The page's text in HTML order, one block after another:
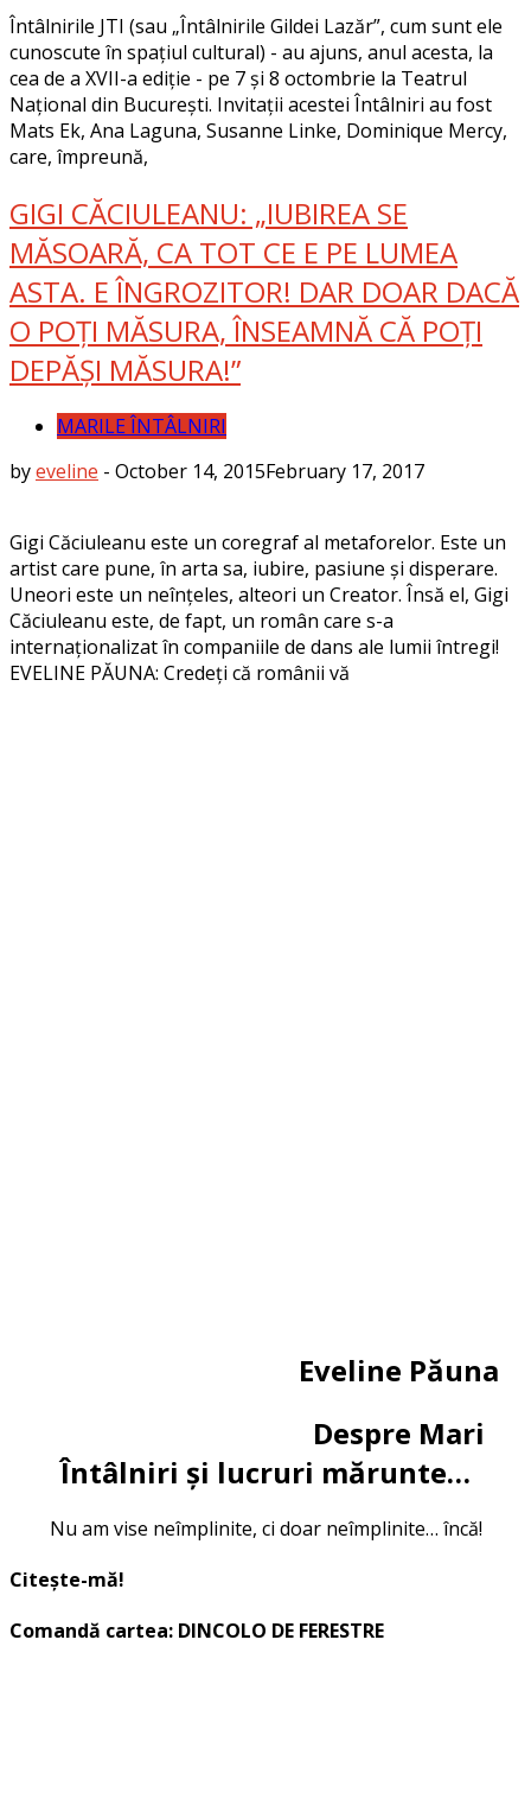
Întâlnirile JTI (sau „Întâlnirile Gildei Lazăr”, cum sunt ele
cunoscute în spațiul cultural) - au ajuns, anul acesta, la
cea de a XVII-a ediție - pe 7 și 8 octombrie la Teatrul
Național din București. Invitații acestei Întâlniri au fost
Mats Ek, Ana Laguna, Susanne Linke, Dominique Mercy,
care, împreună,
GIGI CĂCIULEANU: „IUBIREA SE
MĂSOARĂ, CA TOT CE E PE LUMEA
ASTA. E ÎNGROZITOR! DAR DOAR DACĂ
O POȚI MĂSURA, ÎNSEAMNĂ CĂ POȚI
DEPĂȘI MĂSURA!”
MARILE ÎNTÂLNIRI
byeveline - October 14, 2015February 17, 2017
Gigi Căciuleanu este un coregraf al metaforelor. Este un
artist care pune, în arta sa, iubire, pasiune și disperare.
Uneori este un neînțeles, alteori un Creator. Însă el, Gigi
Căciuleanu este, de fapt, un român care s-a
internaționalizat în companiile de dans ale lumii întregi!
EVELINE PĂUNA: Credeți că românii vă
Eveline Păuna
Despre Mari
Întâlniri și lucruri mărunte…
Nu am vise neîmplinite, ci doar neîmplinite… încă!
Citește-mă!
Comandă cartea: DINCOLO DE FERESTRE